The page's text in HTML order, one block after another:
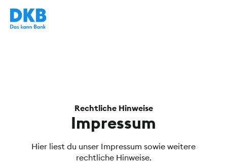
Rechtliche Hinweise
Impressum
Hier liest du unser Impressum sowie weitere
rechtliche Hinweise.